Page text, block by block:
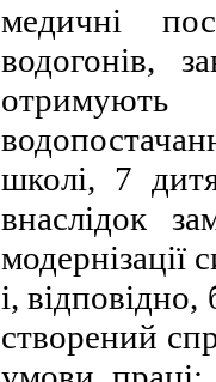
медичні
водогонів,
отримують
школі, 7
внаслідок
модернізації
і,
створений